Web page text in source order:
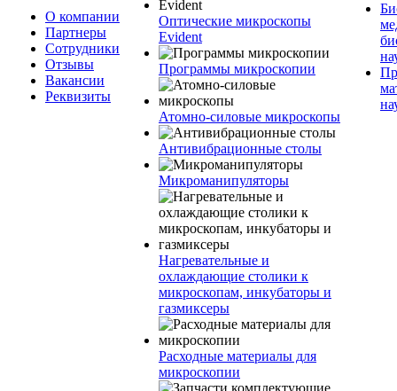
О компании
Партнеры
Сотрудники
Отзывы
Вакансии
Реквизиты
Оптические микроскопы
Evident
Программы микроскопии
Атомно-силовые микроскопы
Антивибрационные столы
Микроманипуляторы
Нагревательные и
охлаждающие столики к
микроскопам, инкубаторы и
газмиксеры
Расходные материалы для
микроскопии